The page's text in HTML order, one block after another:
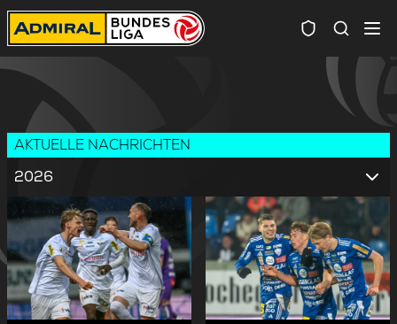
AKTUELLE NACHRICHTEN
2026